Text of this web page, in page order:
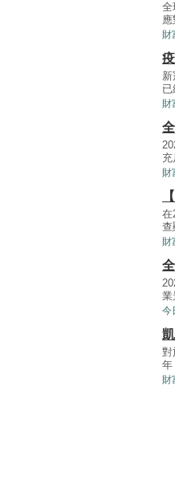
全
財
財
財
在
查
財
業
今
對
年
財